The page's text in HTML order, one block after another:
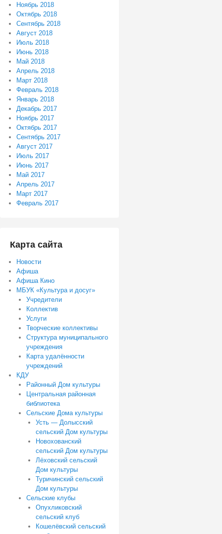
Ноябрь 2018
Октябрь 2018
Сентябрь 2018
Август 2018
Июль 2018
Июнь 2018
Май 2018
Апрель 2018
Март 2018
Февраль 2018
Январь 2018
Декабрь 2017
Ноябрь 2017
Октябрь 2017
Сентябрь 2017
Август 2017
Июль 2017
Июнь 2017
Май 2017
Апрель 2017
Март 2017
Февраль 2017
Карта сайта
Новости
Афиша
Афиша Кино
МБУК «Культура и досуг»
Учредители
Коллектив
Услуги
Творческие коллективы
Структура муниципального
учреждения
Карта удалённости
учреждений
КДУ
Районный Дом культуры
Центральная районная
библиотека
Сельские Дома культуры
Усть — Долысский
сельский Дом культуры
Новохованский
сельский Дом культуры
Лёховский сельский
Дом культуры
Туричинский сельский
Дом культуры
Сельские клубы
Опухликовский
сельский клуб
Кошелёвский сельский